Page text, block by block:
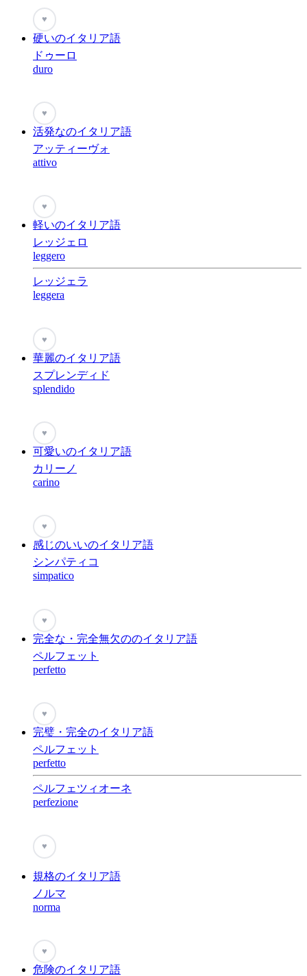
♥
硬いのイタリア語
ドゥーロ
duro
♥
活発なのイタリア語
アッティーヴォ
attivo
♥
軽いのイタリア語
レッジェロ
leggero
レッジェラ
leggera
♥
華麗のイタリア語
スプレンディド
splendido
♥
可愛いのイタリア語
カリーノ
carino
♥
感じのいいのイタリア語
シンパティコ
simpatico
♥
完全な・完全無欠ののイタリア語
ペルフェット
perfetto
♥
完璧・完全のイタリア語
ペルフェット
perfetto
ペルフェツィオーネ
perfezione
♥
規格のイタリア語
ノルマ
norma
♥
危険のイタリア語